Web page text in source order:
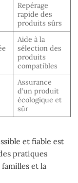
Repérage
rapide des
produits sûrs
Aide à la
sélection des
produits
compatibles
Assurance
d’un produit
écologique et
sûr
et fiable est
pratiques
et la